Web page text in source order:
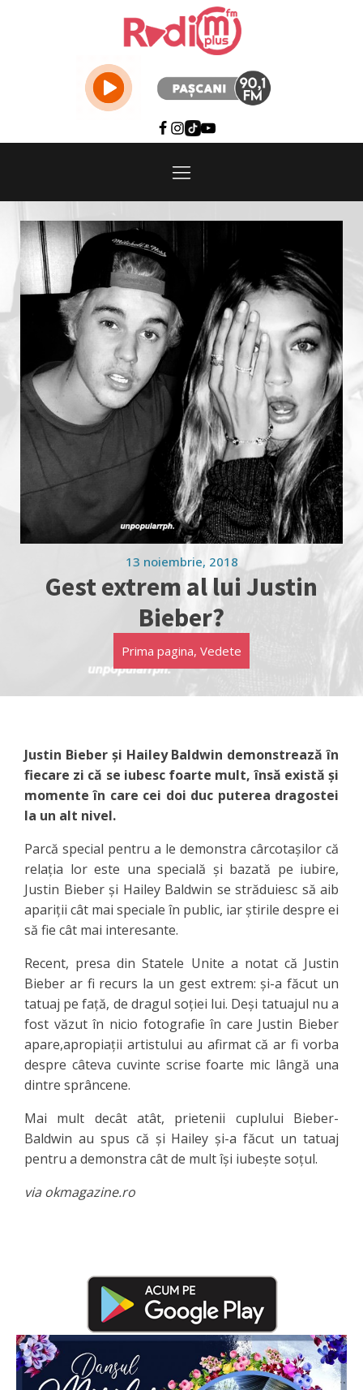
13 noiembrie, 2018
Gest extrem al lui Justin
Bieber?
Prima pagina, Vedete
Justin Bieber şi Hailey Baldwin demonstrează în
fiecare zi că se iubesc foarte mult, însă există şi
momente în care cei doi duc puterea dragostei
la un alt nivel.
Parcă special pentru a le demonstra cârcotaşilor că
relaţia lor este una specială şi bazată pe iubire,
Justin Bieber şi Hailey Baldwin se străduiesc să aib
apariţii cât mai speciale în public, iar ştirile despre ei
să fie cât mai interesante.
Recent, presa din Statele Unite a notat că Justin
Bieber ar fi recurs la un gest extrem: şi-a făcut un
tatuaj pe faţă, de dragul soţiei lui. Deşi tatuajul nu a
fost văzut în nicio fotografie în care Justin Bieber
apare,apropiaţii artistului au afirmat că ar fi vorba
despre câteva cuvinte scrise foarte mic lângă una
dintre sprâncene.
Mai mult decât atât, prietenii cuplului Bieber-
Baldwin au spus că şi Hailey şi-a făcut un tatuaj
pentru a demonstra cât de mult îşi iubeşte soţul.
via okmagazine.ro